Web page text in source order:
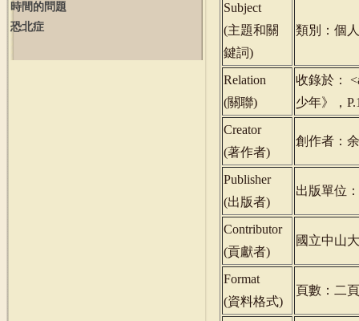
時間的問題
恐北症
Subject
(主題和關
鍵詞)
類別：個
Relation
(關聯)
收錄於：
少年》，
Creator
(著作者)
創作者：
Publisher
(出版者)
出版單位
Contributor
(貢獻者)
國立中山
Format
(資料格式)
頁數：二頁